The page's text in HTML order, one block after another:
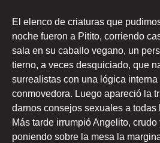
El elenco de criaturas que
noche fueron a Pitito, corriendo
sala en su caballo vegano, un
tierno, a veces desquiciado, que
surrealistas con una lógica
conmovedora. Luego apareció la
darnos consejos sexuales a todas
Más tarde irrumpió Angelito,
poniendo sobre la mesa la